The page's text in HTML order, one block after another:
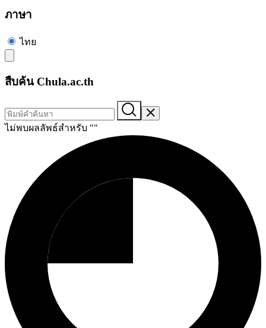
ภาษา
ไทย
สืบค้น Chula.ac.th
ไม่พบผลลัพธ์สำหรับ ""